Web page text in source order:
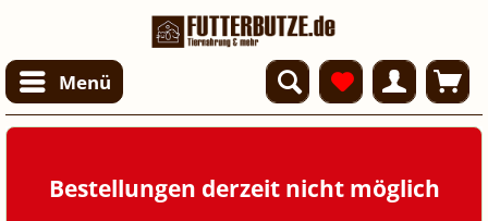
Menü
Bestellungen derzeit nicht möglich